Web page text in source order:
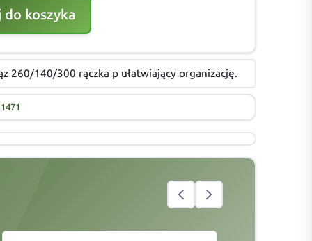
do koszyka
260/140/300 rączka p ułatwiający organizację.